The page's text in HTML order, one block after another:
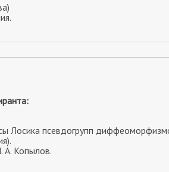
Лосика псевдогрупп
А. Копылов.